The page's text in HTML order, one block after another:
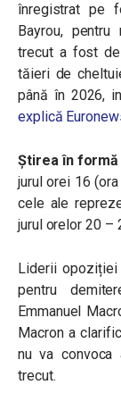
înregistrat pe
Bayrou,
trecut a fost de
tăieri de
până în 2026,
explică
Știrea în formă
jurul orei 16
cele ale
jurul orelor 20 –
Liderii
pentru
Emmanuel
Macron a
nu va convoca
trecut.